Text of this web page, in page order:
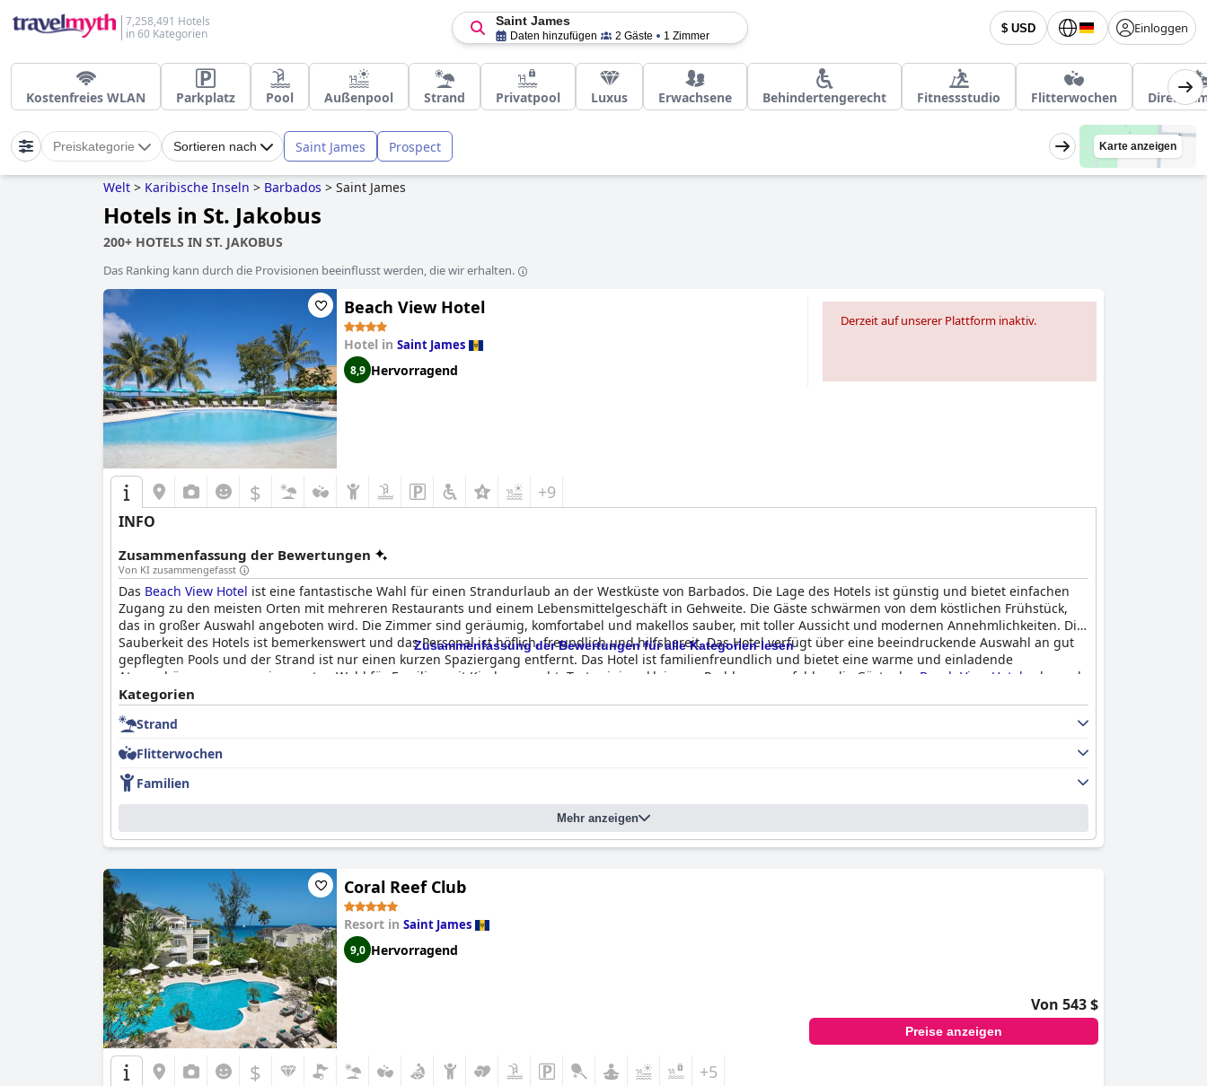
7,258,491 Hotels
in 60 Kategorien
$ USD Einloggen
Saint James
Daten hinzufügen 2 Gäste 1 Zimmer
Kostenfreies WLAN Parkplatz Pool Außenpool Strand Privatpool Luxus Erwachsene Behindertengerecht Fitnessstudio Flitterwochen Direkt
Preiskategorie Sortieren nach Saint James Prospect Karte anzeigen
Welt > Karibische Inseln > Barbados > Saint James
Hotels in St. Jakobus
200+ HOTELS IN ST. JAKOBUS
Das Ranking kann durch die Provisionen beeinflusst werden, die wir erhalten.
Beach View Hotel
Hotel in Saint James
8,9 Hervorragend
Derzeit auf unserer Plattform inaktiv.
$ +9
INFO
Zusammenfassung der Bewertungen
Von KI zusammengefasst
Das Beach View Hotel ist eine fantastische Wahl für einen Strandurlaub an der Westküste von Barbados. Die Lage des Hotels ist günstig und bietet einfachen
Zugang zu den meisten Orten mit mehreren Restaurants und einem Lebensmittelgeschäft in Gehweite. Die Gäste schwärmen von dem köstlichen Frühstück,
das in großer Auswahl angeboten wird. Die Zimmer sind geräumig, komfortabel und makellos sauber, mit toller Aussicht und modernen Annehmlichkeiten. Die
Sauberkeit des Hotels ist bemerkenswert und das Personal ist höflich, freundlich und hilfsbereit. Das Hotel verfügt über eine beeindruckende Auswahl an gut
gepflegten Pools und der Strand ist nur einen kurzen Spaziergang entfernt. Das Hotel ist familienfreundlich und bietet eine warme und einladende
Atmosphäre, was es zu einer guten Wahl für Familien mit Kindern macht. Trotz einiger kleinerer Probleme empfehlen die Gäste das Beach View Hotel sehr und
kehren oft für zukünftige Urlaube zurück.
Zusammenfassung der Bewertungen für alle Kategorien lesen
Kategorien
Strand
Flitterwochen
Familien
Mehr anzeigen
Coral Reef Club
Resort in Saint James
9,0 Hervorragend
Von 543 $
Preise anzeigen
$ +5